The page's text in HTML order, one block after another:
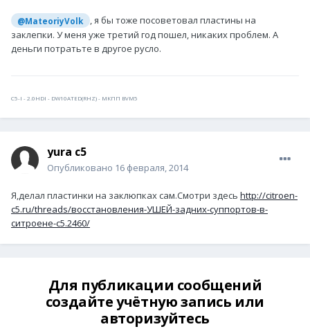
@MateoriyVolk
, я бы тоже посоветовал пластины на
заклепки. У меня уже третий год пошел, никаких проблем. А
деньги потратьте в другое русло.
С5-I - 2.0HDI - DW10ATED(RHZ) - МКПП BVM5
yura c5
Опубликовано 16 февраля, 2014
Я,делал пластинки на заклюпках сам.Смотри здесь http://citroen-
c5.ru/threads/восстановления-УШЕЙ-задних-суппортов-в-
ситроене-с5.2460/
Для публикации сообщений
создайте учётную запись или
авторизуйтесь